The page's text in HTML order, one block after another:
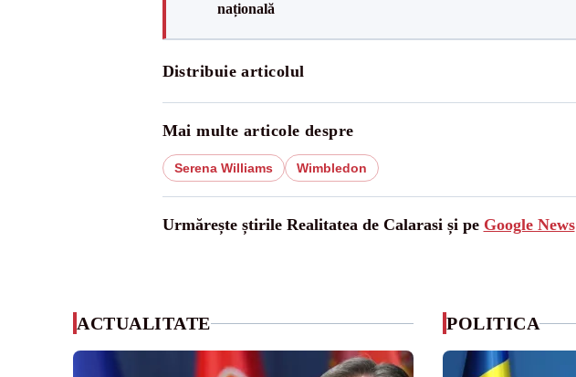
națională
Distribuie articolul
Mai multe articole despre
Serena Williams Wimbledon
Urmărește știrile Realitatea de Calarasi și pe Google News
ACTUALITATE POLITICA